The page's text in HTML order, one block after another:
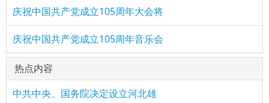
庆祝中国共产党成立105周年大会将
庆祝中国共产党成立105周年音乐会
热点内容
中共中央、国务院决定设立河北雄